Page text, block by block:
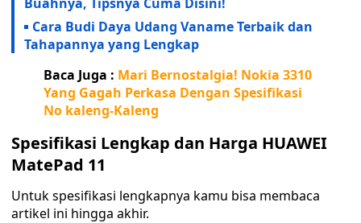
Cara Budi Daya Udang Vaname Terbaik dan
Tahapannya yang Lengkap
Baca Juga : Mari Bernostalgia! Nokia 3310
Yang Gagah Perkasa Dengan Spesifikasi
No kaleng-Kaleng
Spesifikasi Lengkap dan Harga HUAWEI
MatePad 11
Untuk spesifikasi lengkapnya kamu bisa membaca
artikel ini hingga akhir.